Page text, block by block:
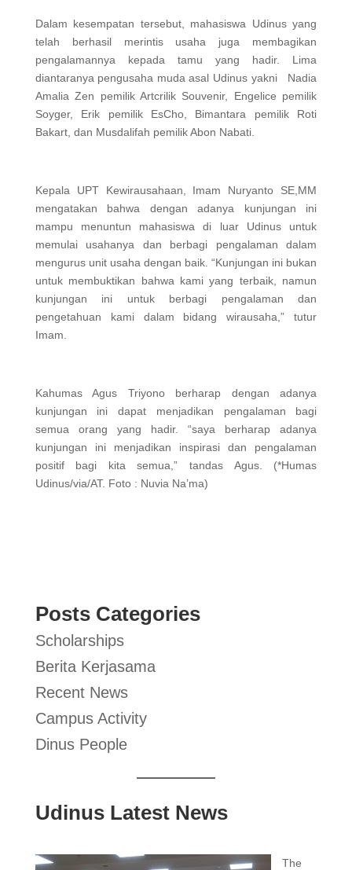
Dalam kesempatan tersebut, mahasiswa Udinus yang
telah berhasil merintis usaha juga membagikan
pengalamannya kepada tamu yang hadir. Lima
diantaranya pengusaha muda asal Udinus yakni Nadia
Amalia Zen pemilik Artcrilik Souvenir, Engelice pemilik
Soyger, Erik pemilik EsCho, Bimantara pemilik Roti
Bakart, dan Musdalifah pemilik Abon Nabati.
Kepala UPT Kewirausahaan, Imam Nuryanto SE,MM
mengatakan bahwa dengan adanya kunjungan ini
mampu menuntun mahasiswa di luar Udinus untuk
memulai usahanya dan berbagi pengalaman dalam
mengurus unit usaha dengan baik. “Kunjungan ini bukan
untuk membuktikan bahwa kami yang terbaik, namun
kunjungan ini untuk berbagi pengalaman dan
pengetahuan kami dalam bidang wirausaha,” tutur
Imam.
Kahumas Agus Triyono berharap dengan adanya
kunjungan ini dapat menjadikan pengalaman bagi
semua orang yang hadir. “saya berharap adanya
kunjungan ini menjadikan inspirasi dan pengalaman
positif bagi kita semua,” tandas Agus. (*Humas
Udinus/via/AT. Foto : Nuvia Na’ma)
Posts Categories
Scholarships
Berita Kerjasama
Recent News
Campus Activity
Dinus People
Udinus Latest News
The